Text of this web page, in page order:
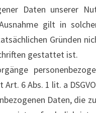
Daten unserer
gilt in
Gründen
gestattet ist.
6 Abs. 1 lit. a
Daten, die